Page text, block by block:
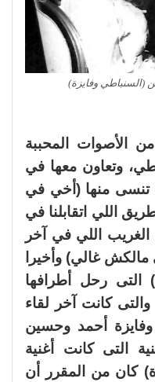
(السنباطي وفايزة)
الأصوات المحببة
وتعاون معها في
تنسى منها (أخي في
اللي اتقابلنا في
الغريب اللي في آخر
مالكش غالي) وأخيرا
التى رحل أطرافها
والتى كانت آخر لقاء
أحمد وحسين
التى كانت أغنية
كان من المقرر أن